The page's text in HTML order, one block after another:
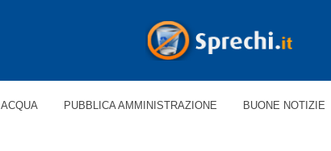
ACQUA PUBBLICA AMMINISTRAZIONE BUONE NOTIZIE